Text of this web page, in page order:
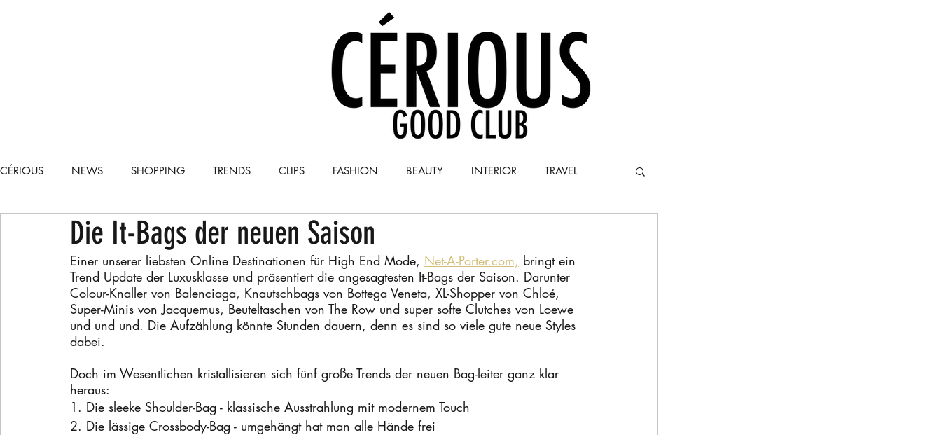
CÉRIOUS NEWS SHOPPING TRENDS CLIPS FASHION BEAUTY INTERIOR TRAVEL
CARS RECIPES LIFESTYLE RUNWAY COLUMN
Die It-Bags der neuen Saison
Einer unserer liebsten Online Destinationen für High End Mode, Net-A-Porter.com, bringt ein
Trend Update der Luxusklasse und präsentiert die angesagtesten It-Bags der Saison. Darunter
Colour-Knaller von Balenciaga, Knautschbags von Bottega Veneta, XL-Shopper von Chloé,
Super-Minis von Jacquemus, Beuteltaschen von The Row und super softe Clutches von Loewe
und und und. Die Aufzählung könnte Stunden dauern, denn es sind so viele gute neue Styles
dabei.
Doch im Wesentlichen kristallisieren sich fünf große Trends der neuen Bag-leiter ganz klar
heraus:
1. Die sleeke Shoulder-Bag - klassische Ausstrahlung mit modernem Touch
2. Die lässige Crossbody-Bag - umgehängt hat man alle Hände frei